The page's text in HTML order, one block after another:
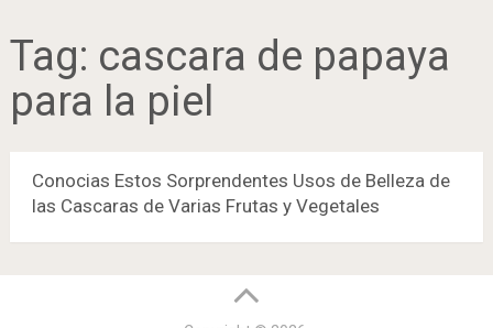
Tag: cascara de papaya
para la piel
Conocias Estos Sorprendentes Usos de Belleza de
las Cascaras de Varias Frutas y Vegetales